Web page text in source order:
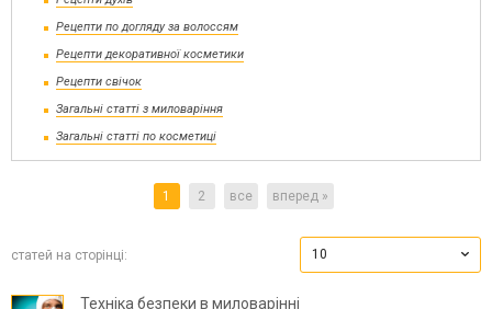
Рецепти по догляду за волоссям
Рецепти декоративної косметики
Рецепти свічок
Загальні статті з миловаріння
Загальні статті по косметиці
1 2 все вперед »
статей на сторінці: 10
Техніка безпеки в миловарінні